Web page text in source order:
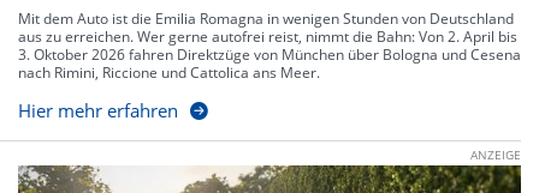
Mit dem Auto ist die Emilia Romagna in wenigen Stunden von Deutschland
aus zu erreichen. Wer gerne autofrei reist, nimmt die Bahn: Von 2. April bis
3. Oktober 2026 fahren Direktzüge von München über Bologna und Cesena
nach Rimini, Riccione und Cattolica ans Meer.
Hier mehr erfahren
ANZEIGE